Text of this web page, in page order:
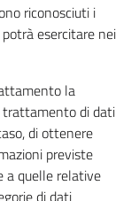
riconosciuti i
esercitare nei
la
trattamento di dati
di ottenere
previste
a quelle relative
di dati